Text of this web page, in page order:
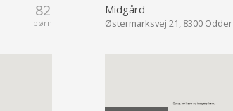
82
børn
Midgård
Østermarksvej 21, 8300 Odder